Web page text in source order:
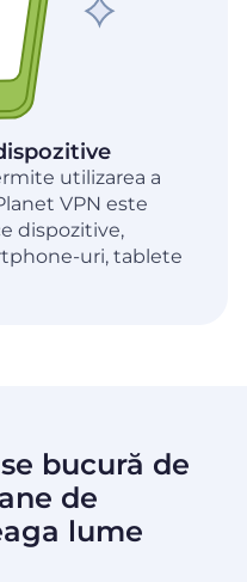
utilizarea a
VPN este
dispozitive,
uri, tablete
bucură de
de
lume